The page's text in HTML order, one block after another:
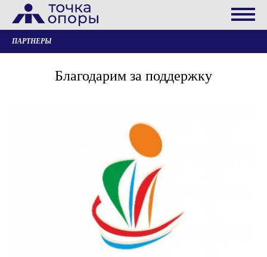
ПАРТНЕРЫ
Благодарим за поддержку